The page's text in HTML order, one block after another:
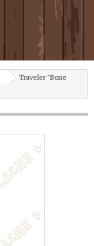
Traveler "Bone